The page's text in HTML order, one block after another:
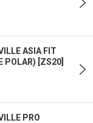
ASIA FIT
POLAR) [ZS20]
PRO